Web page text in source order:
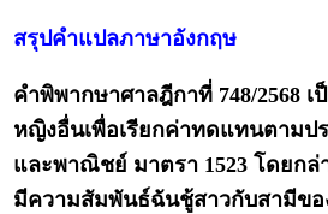
สรุปคำแปลภาษาอังกฤษ
คำพิพากษาศาลฎีกาที่ 748/2568
หญิงอื่นเพื่อเรียกค่าทดแทนตามป
และพาณิชย์ มาตรา 1523 โดยกล่
มีความสัมพันธ์ฉันชู้สาวกับสามีข